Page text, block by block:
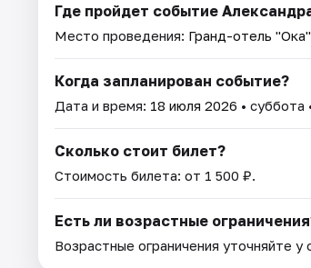
Где пройдет событие
Место проведения: Гранд-отель "Ока"
Когда запланирован событие?
Дата и время: 18 июля 2026 • суббота
Сколько стоит билет?
Стоимость билета: от 1 500 ₽.
Есть ли возрастные
Возрастные ограничения уточняйте у